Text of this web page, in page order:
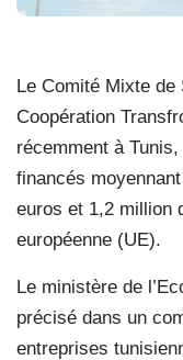
Le Comité Mixte
Coopération
récemment à
financés
euros et 1,2 million
européenne (UE).
Le ministère de
précisé dans un
entreprises